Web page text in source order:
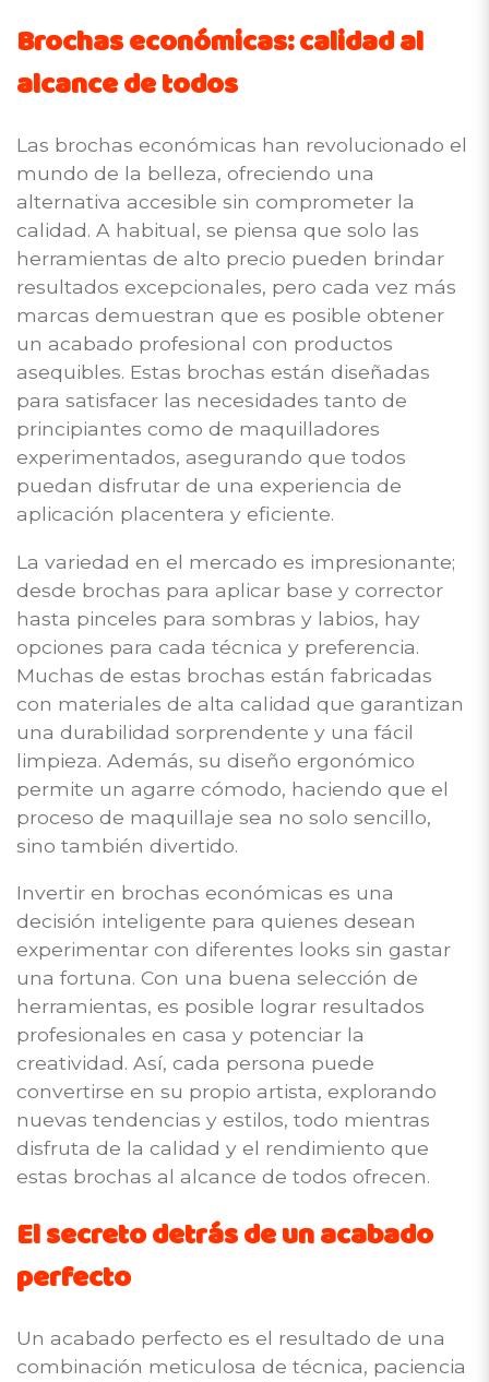
Brochas económicas: calidad al
alcance de todos
Las brochas económicas han revolucionado el
mundo de la belleza, ofreciendo una
alternativa accesible sin comprometer la
calidad. A habitual, se piensa que solo las
herramientas de alto precio pueden brindar
resultados excepcionales, pero cada vez más
marcas demuestran que es posible obtener
un acabado profesional con productos
asequibles. Estas brochas están diseñadas
para satisfacer las necesidades tanto de
principiantes como de maquilladores
experimentados, asegurando que todos
puedan disfrutar de una experiencia de
aplicación placentera y eficiente.
La variedad en el mercado es impresionante;
desde brochas para aplicar base y corrector
hasta pinceles para sombras y labios, hay
opciones para cada técnica y preferencia.
Muchas de estas brochas están fabricadas
con materiales de alta calidad que garantizan
una durabilidad sorprendente y una fácil
limpieza. Además, su diseño ergonómico
permite un agarre cómodo, haciendo que el
proceso de maquillaje sea no solo sencillo,
sino también divertido.
Invertir en brochas económicas es una
decisión inteligente para quienes desean
experimentar con diferentes looks sin gastar
una fortuna. Con una buena selección de
herramientas, es posible lograr resultados
profesionales en casa y potenciar la
creatividad. Así, cada persona puede
convertirse en su propio artista, explorando
nuevas tendencias y estilos, todo mientras
disfruta de la calidad y el rendimiento que
estas brochas al alcance de todos ofrecen.
El secreto detrás de un acabado
perfecto
Un acabado perfecto es el resultado de una
combinación meticulosa de técnica, paciencia